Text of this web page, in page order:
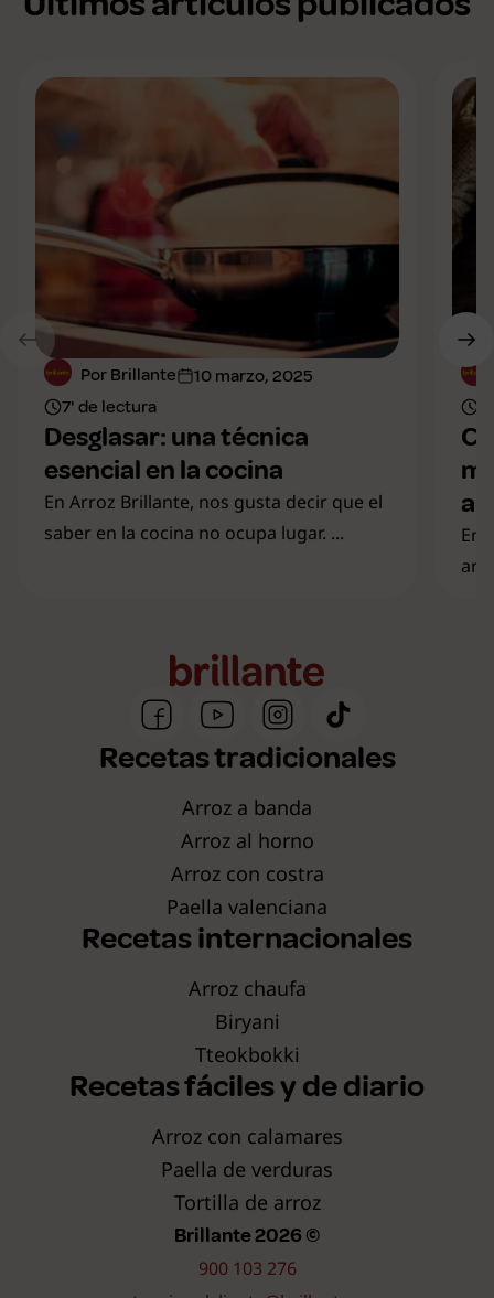
Por Brillante
10 marzo, 2025
7' de lectura
Desglasar: una técnica
esencial en la cocina
En Arroz Brillante, nos gusta decir que el
saber en la cocina no ocupa lugar. ...
al
En
Recetas tradicionales
Arroz a banda
Arroz al horno
Arroz con costra
Paella valenciana
Recetas internacionales
Arroz chaufa
Biryani
Tteokbokki
Recetas fáciles y de diario
Arroz con calamares
Paella de verduras
Tortilla de arroz
Brillante 2026 ©
900 103 276